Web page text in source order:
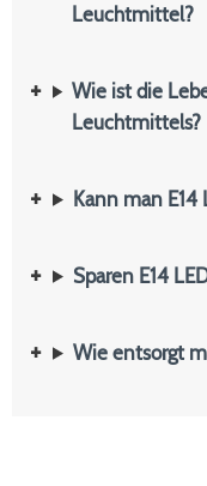
Leuchtmittel?
Wie ist die
Leuchtmittels?
Kann man
Sparen E14
Wie entsorgt